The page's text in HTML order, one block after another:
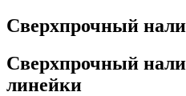
Сверхпрочный
Сверхпрочный
линейки